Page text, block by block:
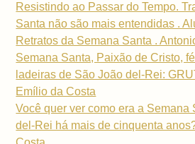
Resistindo ao Passar do Tempo.
Santa não são mais entendidas .
Retratos da Semana Santa .
Semana Santa, Paixão de Cristo,
ladeiras de São João del-Rei:
Emílio da Costa
Você quer ver como era a Semana
del-Rei há mais de cinquenta